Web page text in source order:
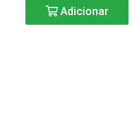
Adicionar